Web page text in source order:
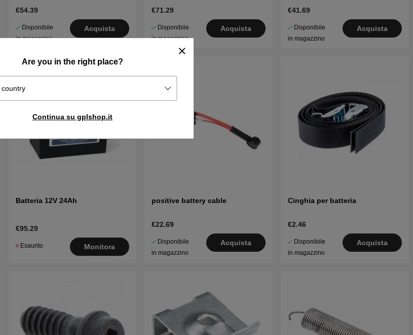
Are you in the right place?
country
Continua su gplshop.it
€54.39
Disponibile
in magazzino
Acquista
€71.29
Disponibile
in magazzino
Acquista
€41.69
Disponibile
in magazzino
Acquista
Batteria 12V 24Ah
€95.29
Esaurito Monitora
positive battery cable
€22.69
Disponibile
in magazzino
Acquista
Cinghia per batteria
€2.46
Disponibile
in magazzino
Acquista